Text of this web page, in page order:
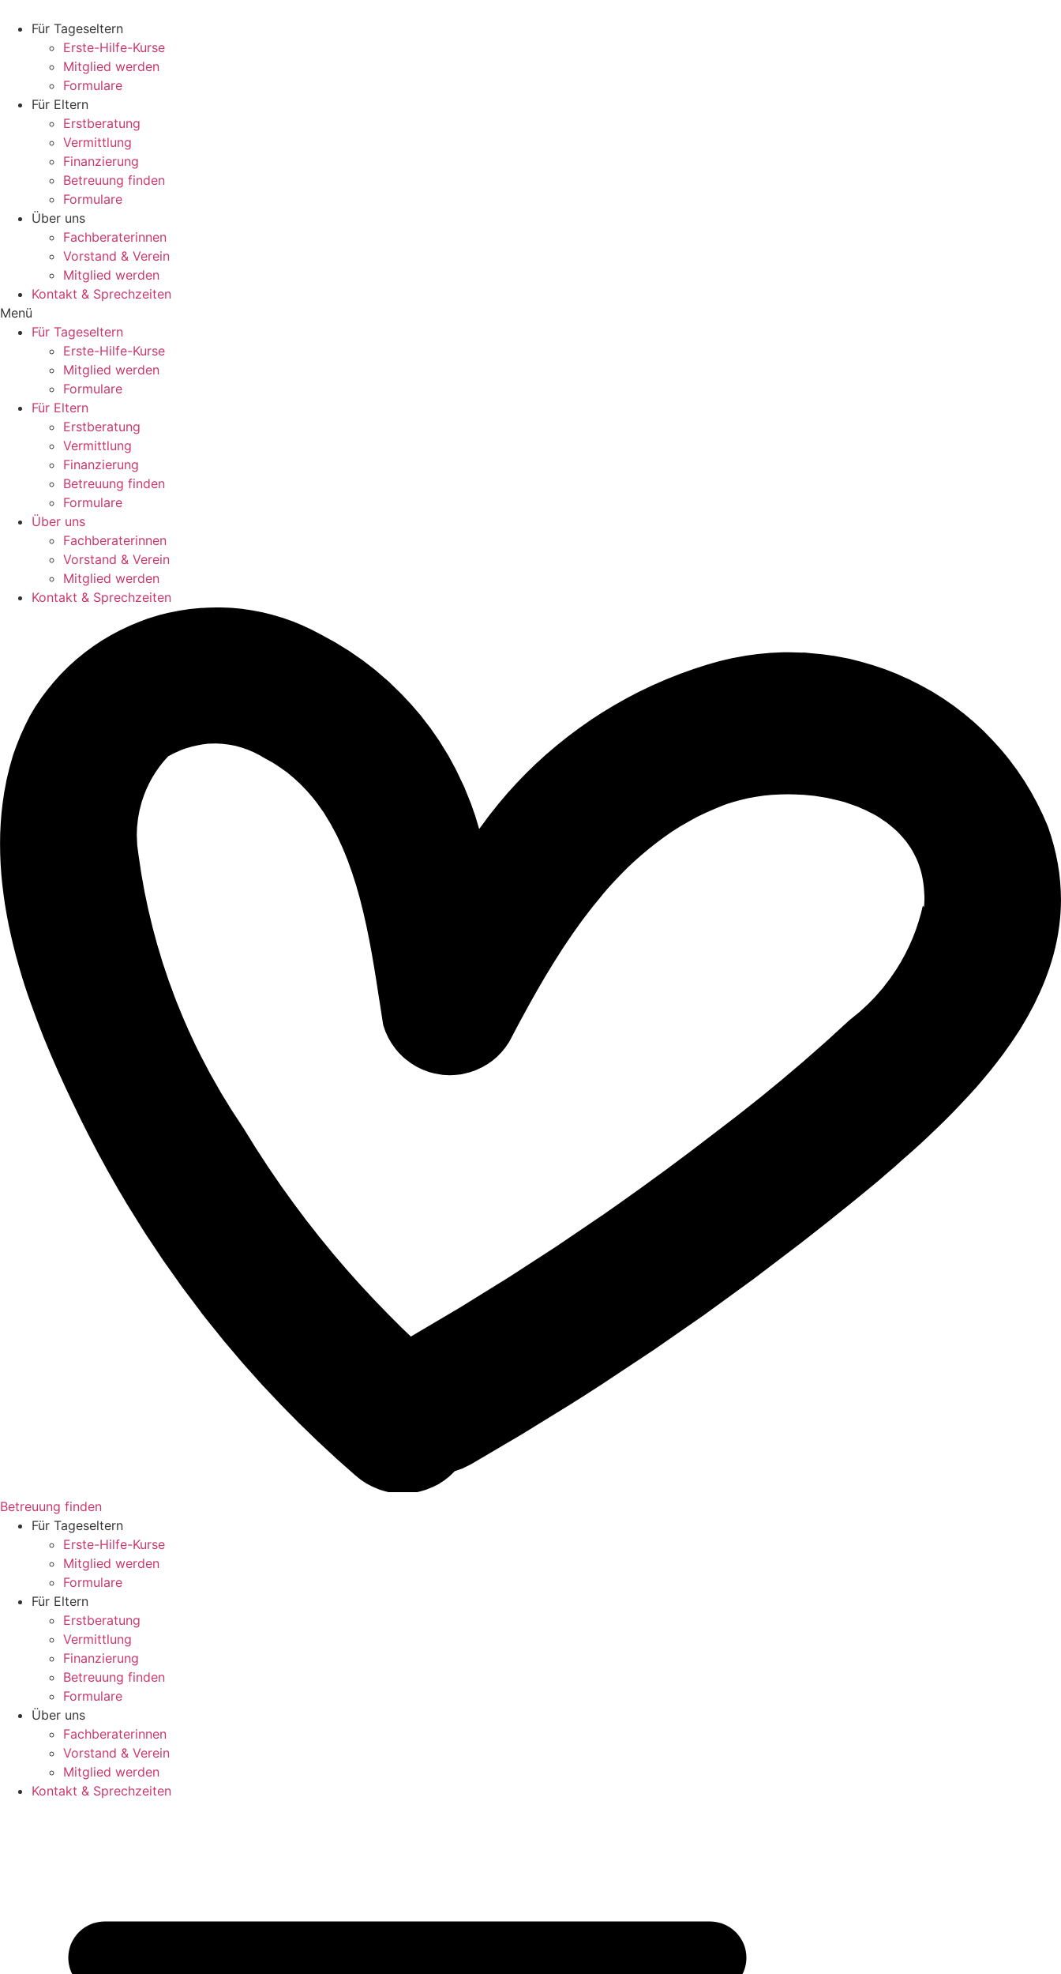
Inhalt
wechseln
Für Tageseltern
Erste-Hilfe-Kurse
Mitglied werden
Formulare
Für Eltern
Erstberatung
Vermittlung
Finanzierung
Betreuung finden
Formulare
Über uns
Fachberaterinnen
Vorstand & Verein
Mitglied werden
Kontakt & Sprechzeiten
Menü
Für Tageseltern
Erste-Hilfe-Kurse
Mitglied werden
Formulare
Für Eltern
Erstberatung
Vermittlung
Finanzierung
Betreuung finden
Formulare
Über uns
Fachberaterinnen
Vorstand & Verein
Mitglied werden
Kontakt & Sprechzeiten
Betreuung finden
Für Tageseltern
Erste-Hilfe-Kurse
Mitglied werden
Formulare
Für Eltern
Erstberatung
Vermittlung
Finanzierung
Betreuung finden
Formulare
Über uns
Fachberaterinnen
Vorstand & Verein
Mitglied werden
Kontakt & Sprechzeiten